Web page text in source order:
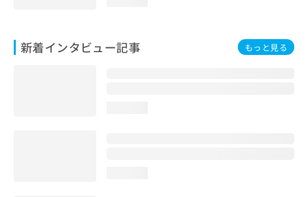
新着インタビュー記事 もっと見る